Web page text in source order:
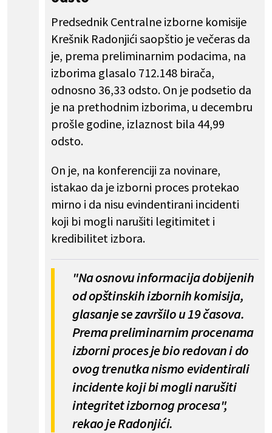
Predsednik Centralne izborne komisije
Krešnik Radonjići saopštio je večeras da
je, prema preliminarnim podacima, na
izborima glasalo 712.148 birača,
odnosno 36,33 odsto. On je podsetio da
je na prethodnim izborima, u decembru
prošle godine, izlaznost bila 44,99
odsto.
On je, na konferenciji za novinare,
istakao da je izborni proces protekao
mirno i da nisu evindentirani incidenti
koji bi mogli narušiti legitimitet i
kredibilitet izbora.
"Na osnovu informacija dobijenih
od opštinskih izbornih komisija,
glasanje se završilo u 19 časova.
Prema preliminarnim procenama
izborni proces je bio redovan i do
ovog trenutka nismo evidentirali
incidente koji bi mogli narušiti
integritet izbornog procesa",
rekao je Radonjići.